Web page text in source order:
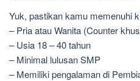
Yuk, pastikan kamu memenuhi
– Pria atau Wanita (Counter
– Usia 18 – 40 tahun
– Minimal lulusan SMP
– Memiliki pengalaman di